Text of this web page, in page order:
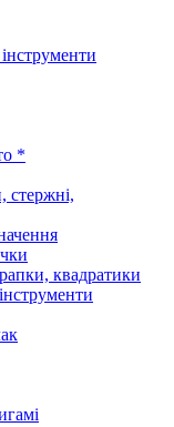
*
стержні,
квадратики